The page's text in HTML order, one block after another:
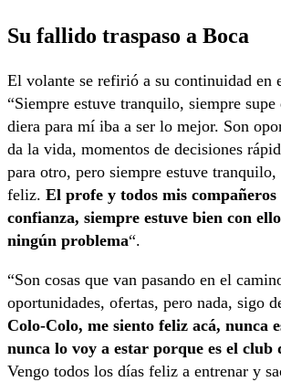
Su fallido traspaso a Boca
El volante se refirió a su continuidad en
“Siempre estuve tranquilo, siempre supe
diera para mí iba a ser lo mejor. Son
da la vida, momentos de decisiones
para otro, pero siempre estuve tranquilo,
feliz. El profe y todos mis
confianza, siempre estuve bien con
ningún problema“.
“Son cosas que van pasando en el
oportunidades, ofertas, pero nada, sigo
Colo-Colo, me siento feliz acá, nunca
nunca lo voy a estar porque es el club
Vengo todos los días feliz a entrenar y